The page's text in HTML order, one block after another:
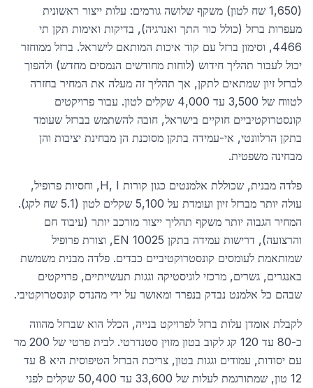
(1,650 שח לטון) משקף שלושה גורמים: עלות ייצור ראשונית
מעפרות ברזל (כולל כור התך ואנרגיה), בדיקות ואימות תקן תי
4466, וסימון ברזל עם קוד איכות המותאם לישראל. ברזל ממוחזר
יכול לעבור תהליך חידוש (לוחות מחודשים הנמסים מחדש) ולהפוך
לברזל זיון שמתאים לתקן, אך תהליך זה מעלה את המחיר בחזרה
לטווח של 3,500 עד 4,000 שקלים לטון. עבור פרויקטים
קונסטרוקטיביים חוקיים בישראל, חובה להשתמש בברזל שעומד
בתקן הרלוונטי, אי-עמידה בתקן מסוכנת הן מבחינת יציבות והן
מבחינה משפטית.
פלדה מבנית, שכוללת אלמנטים כגון קורות H, I, וחסיות פרופיל,
עולה יותר מברזל זיון ועומדת על 5,100 שקלים לטון (5.1 שח לקג).
המחיר הגבוה יותר משקף תהליך ייצור מורכב יותר (עיבוד חם
והרצועה), דרישות עמידה בתקן EN 10025, וצורת פרופיל
שמותאמת לעומסים קונסטרוקטיביים כבדים. פלדה מבנית משמשת
באנגרים, גשרים, מרכזי לוגיסטיקה וגגות תעשייתיים, פרויקטים
שבהם כל אלמנט נבדק בנפרד ומאושר על ידי מהנדס קונסטרוקטיבי.
לקבלת אומדן עלות ברזל לפרויקט בנייה, הכלל הוא שברזל מהווה
כ-80 עד 120 קג לקוב בטון מזוין סטנדרטי. לבית פרטי של 200 מר
עם יסודות, עמודים וגגות בטון, צריכת הברזל הטיפוסית היא 8 עד
12 טון, שמתורגמת לעלות של 33,600 עד 50,400 שקלים לפני